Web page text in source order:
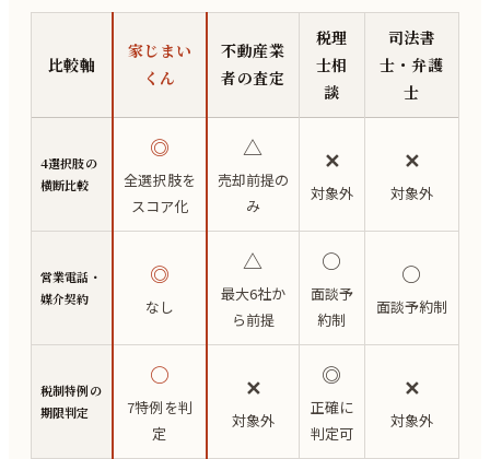
比較軸
家じまい
くん
不動産業
者の査定
税理
士相
談
司法書
士・弁護
士
4選択肢の
横断比較
◎
全選択肢を
スコア化
△
売却前提の
み
✕
対象外
✕
対象外
営業電話・
媒介契約
◎
なし
△
最大6社か
ら前提
○
面談予
約制
○
面談予約制
税制特例の
期限判定
○
7特例を判
定
✕
対象外
◎
正確に
判定可
✕
対象外